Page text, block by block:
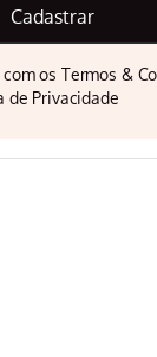
Cadastrar
os Termos &
de Privacidade